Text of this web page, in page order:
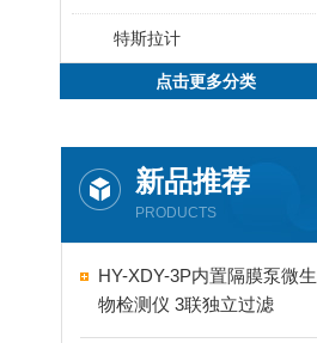
特斯拉计
点击更多分类
新品推荐
PRODUCTS
HY-XDY-3P内置隔膜泵微生
物检测仪 3联独立过滤